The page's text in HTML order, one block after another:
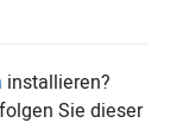
installieren?
Sie dieser